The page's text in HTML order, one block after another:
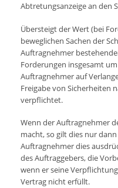
Abtretungsanzeige an den
Übersteigt der Wert (bei
beweglichen Sachen der
Auftragnehmer
Forderungen insgesamt
Auftragnehmer auf
Freigabe von Sicherheiten
verpflichtet.
Wenn der Auftragnehmer
macht, so gilt dies nur
Auftragnehmer dies
des Auftraggebers, die
wenn er seine
Vertrag nicht erfüllt.